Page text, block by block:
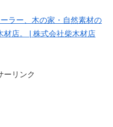
ラー、木の家・自然素材の
材店。 | 株式会社柴木材店
ーリンク